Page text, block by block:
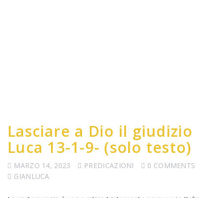
Lasciare a Dio il giudizio
Luca 13-1-9- (solo testo)
MARZO 14, 2023 PREDICAZIONI
0 COMMENTS
GIANLUCA